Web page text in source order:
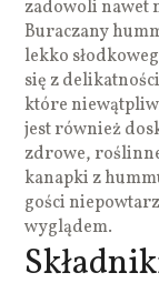
zadowoli nawet
Buraczany
lekko
się z
które
jest również
zdrowe,
kanapki z
gości
wyglądem.